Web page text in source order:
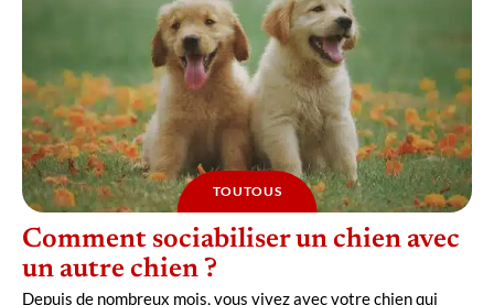
TOUTOUS
Comment sociabiliser un chien avec
un autre chien ?
Depuis de nombreux mois, vous vivez avec votre chien qui